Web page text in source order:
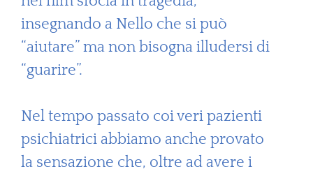
insegnando a Nello che si può
“aiutare” ma non bisogna illudersi di
“guarire”.
Nel tempo passato coi veri pazienti
psichiatrici abbiamo anche provato
la sensazione che, oltre ad avere i